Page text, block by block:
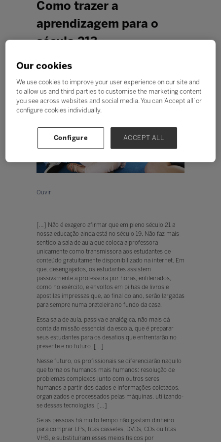
Como trazer a
aprendizagem para o
século 21?
Ouvir
[…] Não é exagero afirmar que em pleno século 21 a
nossa educação ainda está no século 19. Não faz mais
sentido a sala de aula que coloca a professora
unicamente como transmissora aos estudantes de
conteúdo gratuitamente disponibilizado na internet. Em
que, desengajados, os estudantes assistem
passivamente a professora por horas, enfileirados,
como no exército, e envoltos em pilhas de livros e
apostilas impressas que, ao final do ano, serão largadas
para sempre numa prateleira no fundo da casa.
Essa sala de aula, passiva e analógica, não mais dá
conta da missão essencial da escola, que é preparar
seus estudantes para os desafios que enfrentarão no
presente e no futuro. […]
Nesse futuro, os profissionais se diferenciarão naquilo
que torna os humanos mais humanos: resolução de
problemas complexos junto com outros seres
humanos a partir dos dados e informações coletados,
organizados e processados pelas máquinas, utilizando-
se dessas tecnologias. […]
Se as pessoas há muito tempo não gastam dinheiro
para comprar LPs, fitas cassetes, DVDs, CDs ou fitas
VHS, e substituíram esses meios físicos por
Our cookies
We use cookies to improve your user experience on our site and
to allow us and third parties to customise the marketing content
you see across websites and social media. You can ‘Accept all’ or
configure cookies individually.
Configure ACCEPT ALL